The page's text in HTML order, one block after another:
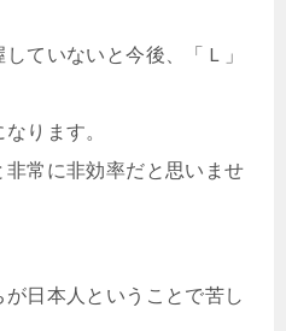
ていないと今後、「Ｌ」
ります。
常に非効率だと思いませ
日本人ということで苦し